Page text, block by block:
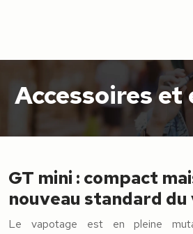
Accessoires et
GT mini : compact
nouveau standard
Le vapotage est en pleine